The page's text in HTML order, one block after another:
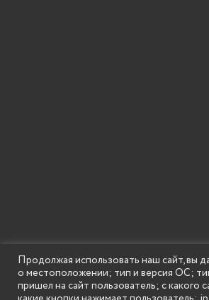
SECONDARY
MENU
© Государственное
Продолжая использовать наш сайт, вы
о местоположении; тип и версия ОС;
пришел на сайт пользователь; с какого